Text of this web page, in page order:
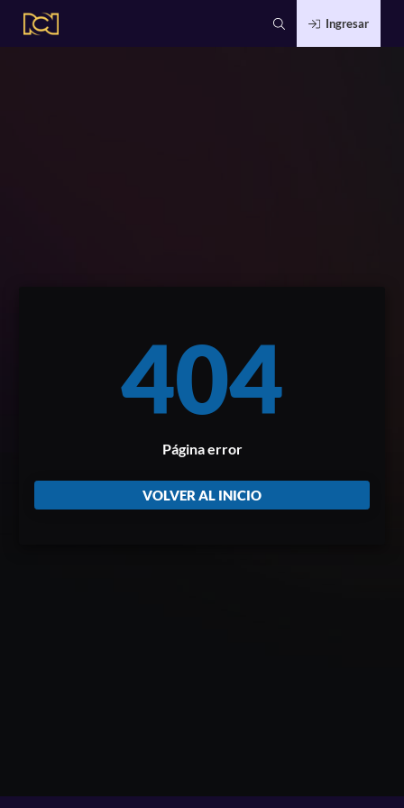
Ingresar
404
Página error
VOLVER AL INICIO